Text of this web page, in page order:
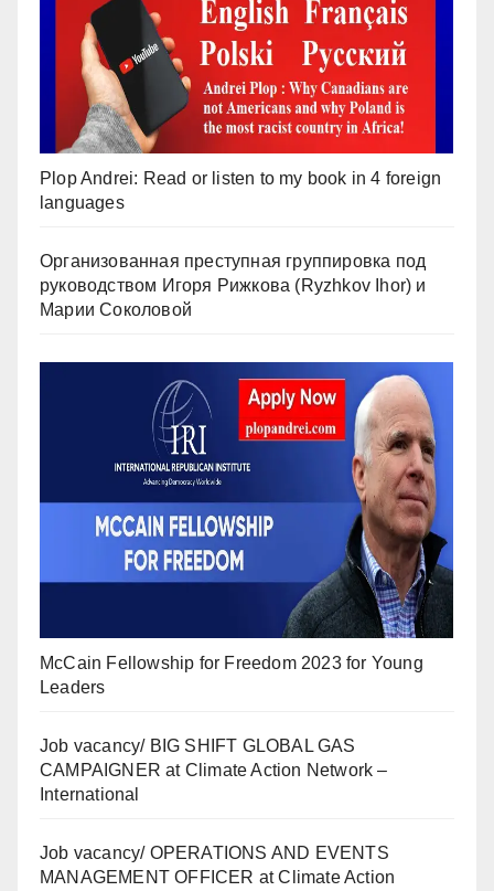
Plop Andrei: Read or listen to my book in 4 foreign
languages
Организованная преступная группировка под
руководством Игоря Рижкова (Ryzhkov Ihor) и
Марии Соколовой
McCain Fellowship for Freedom 2023 for Young
Leaders
Job vacancy/ BIG SHIFT GLOBAL GAS
CAMPAIGNER at Climate Action Network –
International
Job vacancy/ OPERATIONS AND EVENTS
MANAGEMENT OFFICER at Climate Action